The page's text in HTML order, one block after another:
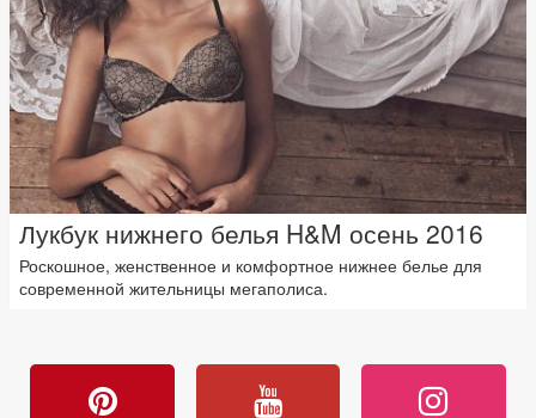
Лукбук нижнего белья H&M осень 2016
Роскошное, женственное и комфортное нижнее белье для
современной жительницы мегаполиса.